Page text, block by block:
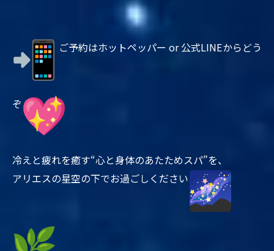
ご予約はホットペッパー or 公式LINEからどう
ぞ
冷えと疲れを癒す“心と身体のあたためスパ”を、
アリエスの星空の下でお過ごしください